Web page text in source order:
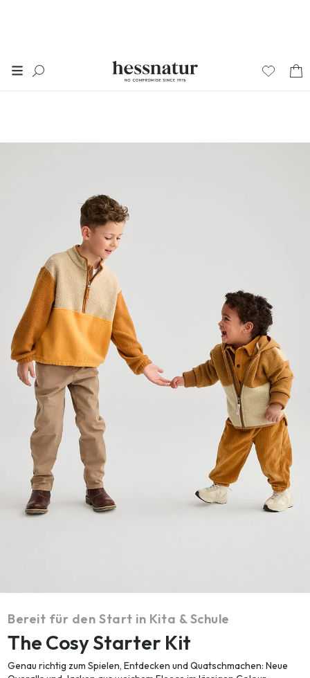
SALE
Bereit für den Start in Kita & Schule
The Cosy Starter Kit
Genau richtig zum Spielen, Entdecken und Quatschmachen: Neue